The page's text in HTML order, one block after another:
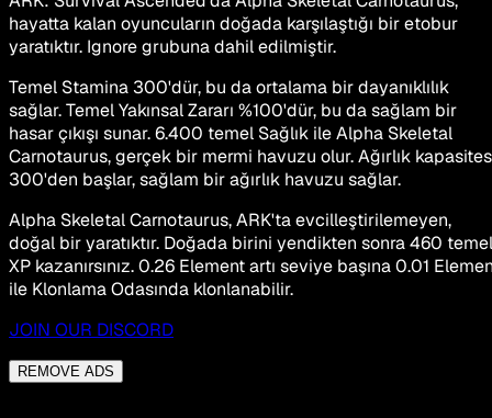
hayatta kalan oyuncuların doğada karşılaştığı bir etobur
yaratıktır. Ignore grubuna dahil edilmiştir.
Temel Stamina 300'dür, bu da ortalama bir dayanıklılık
sağlar. Temel Yakınsal Zararı %100'dür, bu da sağlam bir
hasar çıkışı sunar. 6.400 temel Sağlık ile Alpha Skeletal
Carnotaurus, gerçek bir mermi havuzu olur. Ağırlık
300'den başlar, sağlam bir ağırlık havuzu sağlar.
Alpha Skeletal Carnotaurus, ARK'ta evcilleştirilemeyen,
doğal bir yaratıktır. Doğada birini yendikten sonra 460 temel
XP kazanırsınız. 0.26 Element artı seviye başına 0.01
ile Klonlama Odasında klonlanabilir.
JOIN OUR DISCORD
REMOVE ADS